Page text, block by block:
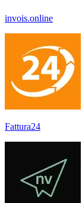
invois.online
Fattura24